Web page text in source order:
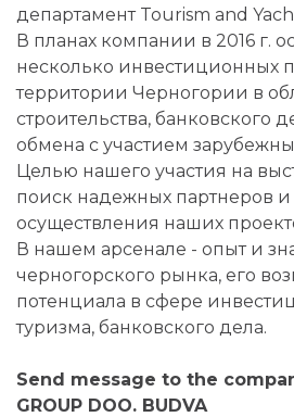
департамент Tourism and
В планах компании в 2016 г.
несколько инвестиционных
территории Черногории в
строительства, банковского
обмена с участием
Целью нашего участия на
поиск надежных партнеров и
осуществления наших
В нашем арсенале - опыт и
черногорского рынка, его
потенциала в сфере
туризма, банковского дела.
Send message to the
GROUP DOO. BUDVA